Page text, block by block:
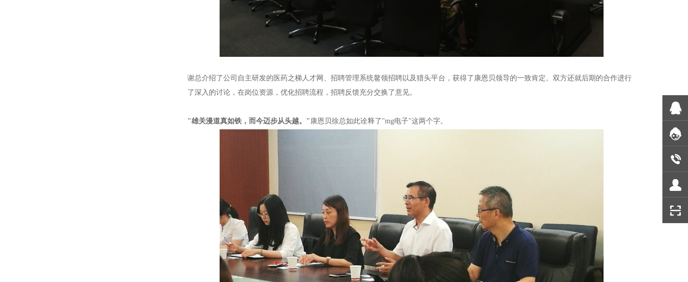
谢总介绍了公司自主研发的医药之梯人才网、招聘管理系统鳌领招聘以及猎头平台，获得了康恩贝领导的一致肯定。双方还就后期的合作进行
了深入的讨论，在岗位资源，优化招聘流程，招聘反馈充分交换了意见。
"雄关漫道真如铁，而今迈步从头越。" 康恩贝徐总如此诠释了"mg电子"这两个字。